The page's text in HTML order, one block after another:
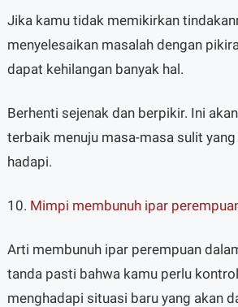
Jika kamu tidak memikirkan
menyelesaikan masalah dengan
dapat kehilangan banyak hal.
Berhenti sejenak dan berpikir. Ini
terbaik menuju masa-masa sulit
hadapi.
10. Mimpi membunuh ipar
Arti membunuh ipar perempuan
tanda pasti bahwa kamu perlu
menghadapi situasi baru yang akan